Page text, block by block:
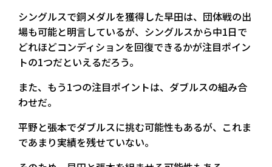
シングルスで銅メダルを獲得した早田は、団体戦の出
場も可能と明言しているが、シングルスから中1日で
どれほどコンディションを回復できるかが注目ポイン
トの1つだといえるだろう。
また、もう1つの注目ポイントは、ダブルスの組み合
わせだ。
平野と張本でダブルスに挑む可能性もあるが、これま
であまり実績を残せていない。